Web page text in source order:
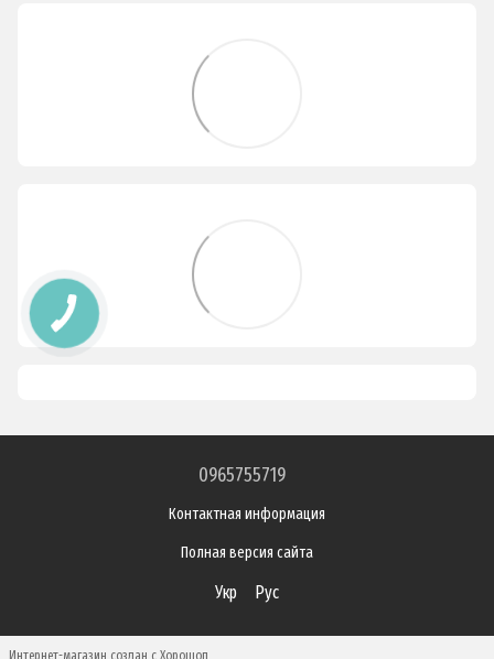
0965755719
Контактная информация
Полная версия сайта
Укр Рус
Интернет-магазин создан с Хорошоп